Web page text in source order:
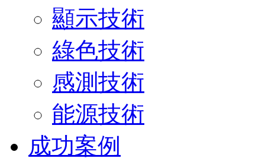
顯示技術
綠色技術
感測技術
能源技術
成功案例